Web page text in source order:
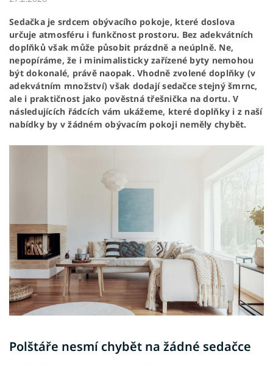
Sedačka je srdcem obývacího pokoje, které doslova
určuje atmosféru i funkčnost prostoru. Bez adekvátních
doplňků však může působit prázdně a neúplně. Ne,
nepopíráme, že i minimalisticky zařízené byty nemohou
být dokonalé, právě naopak. Vhodně zvolené doplňky (v
adekvátním množství) však dodají sedačce stejný šmrnc,
ale i praktičnost jako pověstná třešnička na dortu. V
následujících řádcích vám ukážeme, které doplňky i z naší
nabídky by v žádném obývacím pokoji neměly chybět.
Polštáře nesmí chybět na žádné sedačce